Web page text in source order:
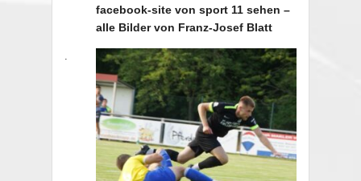
facebook-site von sport 11 sehen –
alle Bilder von Franz-Josef Blatt
.